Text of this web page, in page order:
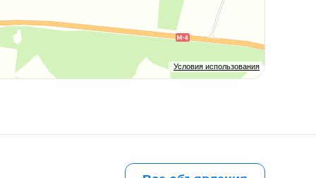
Условия использования